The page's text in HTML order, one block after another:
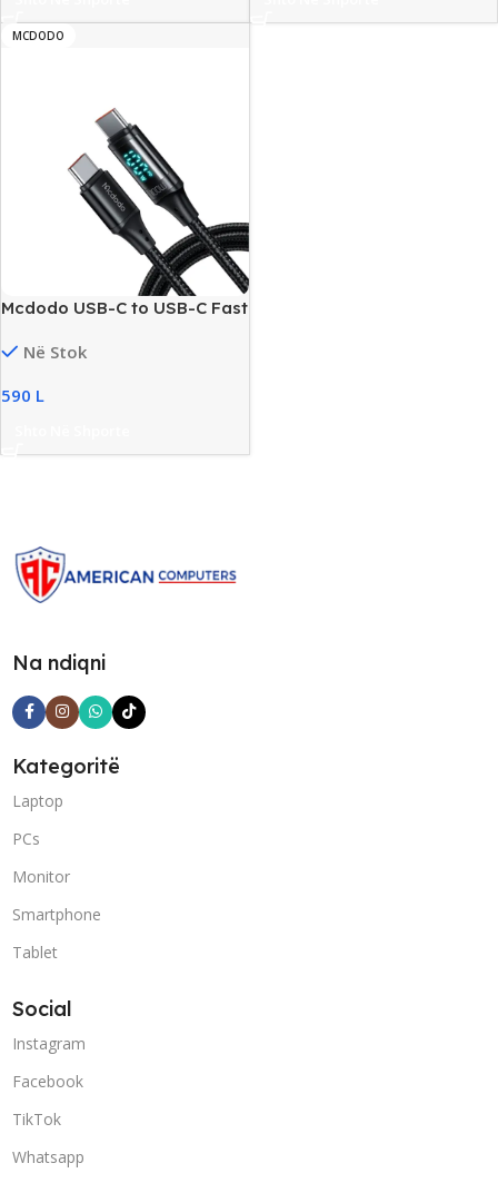
MCDODO
Mcdodo USB-C to USB-C Fast
Display, New
Në Stok
590 L
Na ndiqni
Kategoritë
Laptop
PCs
Monitor
Smartphone
Tablet
Social
Instagram
Facebook
TikTok
Whatsapp